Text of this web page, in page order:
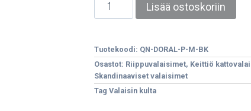
Lisää ostoskoriin
Tuotekoodi: QN-DORAL-P-M-BK
Osastot: Riippuvalaisimet, Keittiö
Skandinaaviset valaisimet
Tag Valaisin kulta